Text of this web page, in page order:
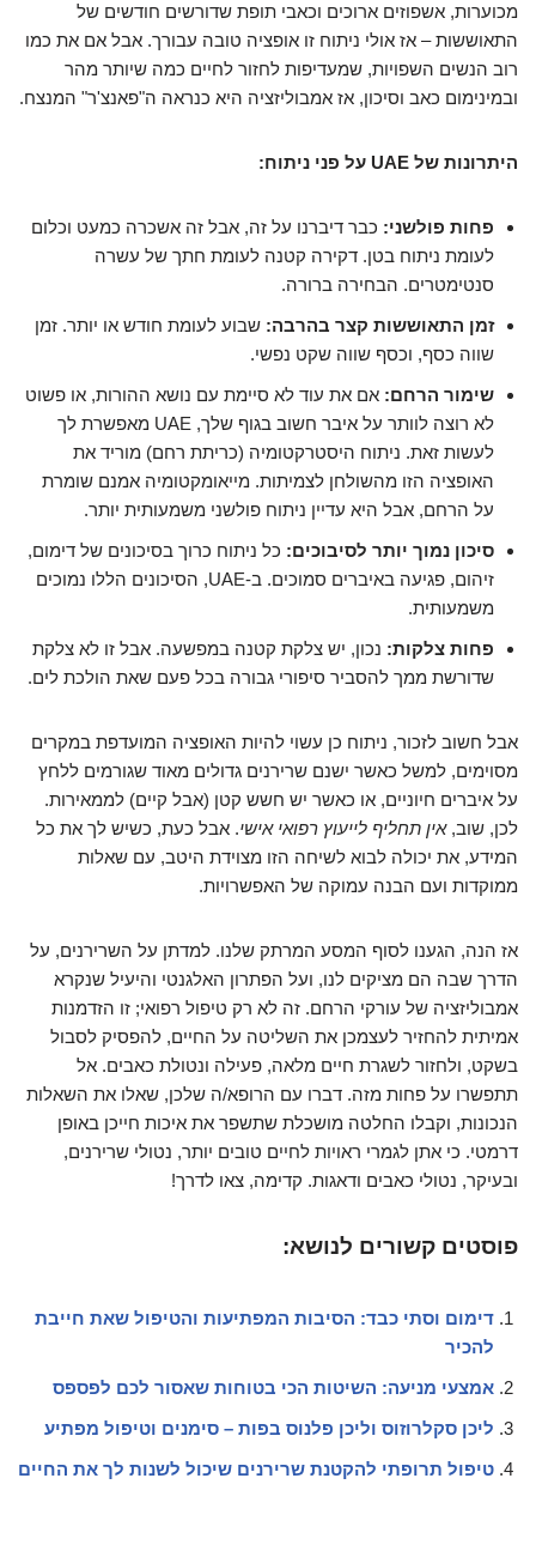
מכוערות, אשפוזים ארוכים וכאבי תופת שדורשים חודשים של
התאוששות – אז אולי ניתוח זו אופציה טובה עבורך. אבל אם את כמו
רוב הנשים השפויות, שמעדיפות לחזור לחיים כמה שיותר מהר
ובמינימום כאב וסיכון, אז אמבוליזציה היא כנראה ה"פאנצ'ר" המנצח.
היתרונות של UAE על פני ניתוח:
פחות פולשני: כבר דיברנו על זה, אבל זה אשכרה כמעט וכלום
לעומת ניתוח בטן. דקירה קטנה לעומת חתך של עשרה
סנטימטרים. הבחירה ברורה.
זמן התאוששות קצר בהרבה: שבוע לעומת חודש או יותר. זמן
שווה כסף, וכסף שווה שקט נפשי.
שימור הרחם: אם את עוד לא סיימת עם נושא ההורות, או פשוט
לא רוצה לוותר על איבר חשוב בגוף שלך, UAE מאפשרת לך
לעשות זאת. ניתוח היסטרקטומיה (כריתת רחם) מוריד את
האופציה הזו מהשולחן לצמיתות. מייאומקטומיה אמנם שומרת
על הרחם, אבל היא עדיין ניתוח פולשני משמעותית יותר.
סיכון נמוך יותר לסיבוכים: כל ניתוח כרוך בסיכונים של דימום,
זיהום, פגיעה באיברים סמוכים. ב-UAE, הסיכונים הללו נמוכים
משמעותית.
פחות צלקות: נכון, יש צלקת קטנה במפשעה. אבל זו לא צלקת
שדורשת ממך להסביר סיפורי גבורה בכל פעם שאת הולכת לים.
אבל חשוב לזכור, ניתוח כן עשוי להיות האופציה המועדפת במקרים
מסוימים, למשל כאשר ישנם שרירנים גדולים מאוד שגורמים ללחץ
על איברים חיוניים, או כאשר יש חשש קטן (אבל קיים) לממאירות.
לכן, שוב,אין תחליף לייעוץ רפואי אישי. אבל כעת, כשיש לך את כל
המידע, את יכולה לבוא לשיחה הזו מצוידת היטב, עם שאלות
ממוקדות ועם הבנה עמוקה של האפשרויות.
אז הנה, הגענו לסוף המסע המרתק שלנו. למדתן על השרירנים, על
הדרך שבה הם מציקים לנו, ועל הפתרון האלגנטי והיעיל שנקרא
אמבוליזציה של עורקי הרחם. זה לא רק טיפול רפואי; זו הזדמנות
אמיתית להחזיר לעצמכן את השליטה על החיים, להפסיק לסבול
בשקט, ולחזור לשגרת חיים מלאה, פעילה ונטולת כאבים. אל
תתפשרו על פחות מזה. דברו עם הרופא/ה שלכן, שאלו את השאלות
הנכונות, וקבלו החלטה מושכלת שתשפר את איכות חייכן באופן
דרמטי. כי אתן לגמרי ראויות לחיים טובים יותר, נטולי שרירנים,
ובעיקר, נטולי כאבים ודאגות. קדימה, צאו לדרך!
פוסטים קשורים לנושא:
דימום וסתי כבד: הסיבות המפתיעות והטיפול שאת חייבת
להכיר
אמצעי מניעה: השיטות הכי בטוחות שאסור לכם לפספס
ליכן סקלרוזוס וליכן פלנוס בפות – סימנים וטיפול מפתיע
טיפול תרופתי להקטנת שרירנים שיכול לשנות לך את החיים